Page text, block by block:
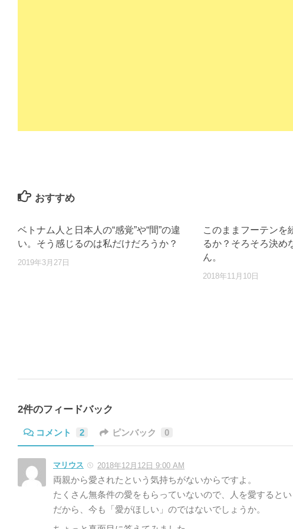
おすすめ
ベトナム人と日本人の“感覚”や“間”の違
い。そう感じるのは私だけだろうか？
2019年3月27日
このままフーテンを
るか？そろそろ決め
ん。
2018年11月10日
2件のフィードバック
コメント 2 ピンバック 0
マリウス 2018年12月12日 9:00 AM
両親から愛されたという気持ちがないからですよ。
たくさん無条件の愛をもらっていないので、人を愛するとい
だから、今も「愛がほしい」のではないでしょうか。